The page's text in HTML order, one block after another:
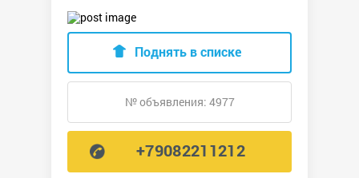
Поднять в списке
№ объявления: 4977
+79082211212